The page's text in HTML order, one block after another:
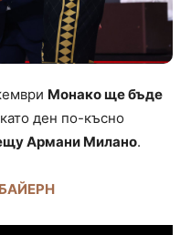
Монако ще бъде
ден по-късно
Армани Милано.